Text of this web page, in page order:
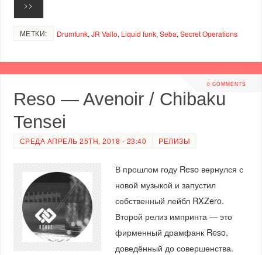
>>
МЕТКИ: Drumfunk, JR Vallo, Liquid funk, Seba, Secret Operations
0 COMMENTS
Reso — Avenoir / Chibaku
Tensei
СРЕДА АПРЕЛЬ 25TH, 2018 - 23:40 РЕЛИЗЫ
В прошлом году Reso вернулся с
новой музыкой и запустил
собственный лейбл RXZero.
Второй релиз импринта — это
фирменный драмфанк Reso,
доведённый до совершенства.